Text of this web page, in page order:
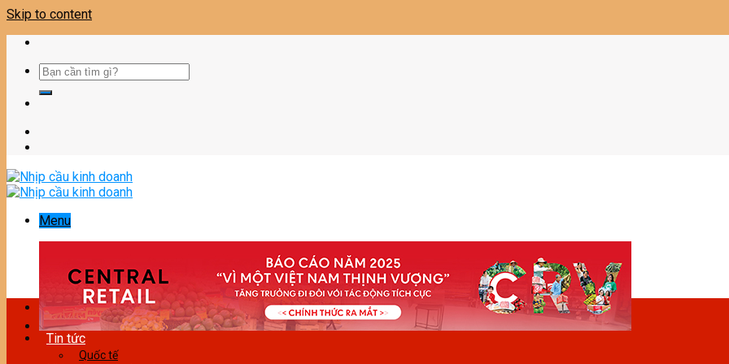
Skip to content
Menu
Tin tức
Quốc tế